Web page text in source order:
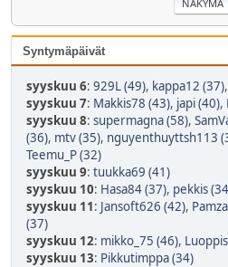
Syntymäpäivät
syyskuu 6: 929L (49), kappa12 (37),
syyskuu 7: Makkis78 (43), japi (40),
syyskuu 8: supermagna (58),
(36), mtv (35), nguyenthuyttsh113
Teemu_P (32)
syyskuu 9: tuukka69 (41)
syyskuu 10: Hasa84 (37), pekkis
syyskuu 11: Jansoft626 (42),
(37)
syyskuu 12: mikko_75 (46),
syyskuu 13: Pikkutimppa (34)